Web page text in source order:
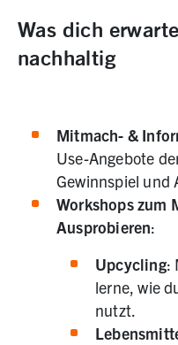
Was dich
nachhaltig
Mitmach- &
Use-Angebote
Gewinnspiel und
Workshops zum
Ausprobieren:
Upcycling:
lerne, wie
nutzt.